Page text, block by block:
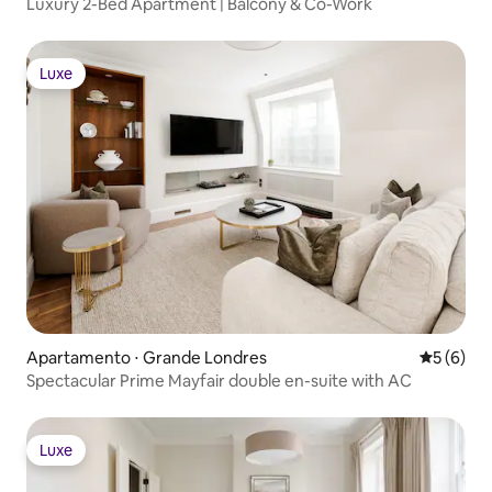
Luxe
Luxe
Apartamento ⋅ Grande Londres 5 de
5 (6)
Spectacular Prime Mayfair double en-suite with AC
Luxe
Luxe